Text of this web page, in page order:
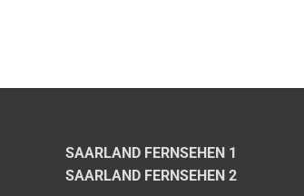
SAARLAND FERNSEHEN 1
SAARLAND FERNSEHEN 2